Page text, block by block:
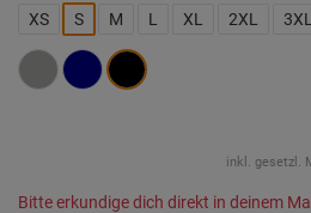
Link
auf
XS S M L XL 2XL 3XL
inkl. gesetzl.
Bitte erkundige dich direkt in deinem